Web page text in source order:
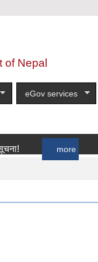
of Nepal
eGov services